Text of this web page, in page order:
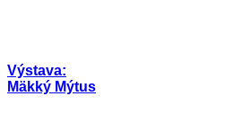
Výstava:
Mäkký Mýtus